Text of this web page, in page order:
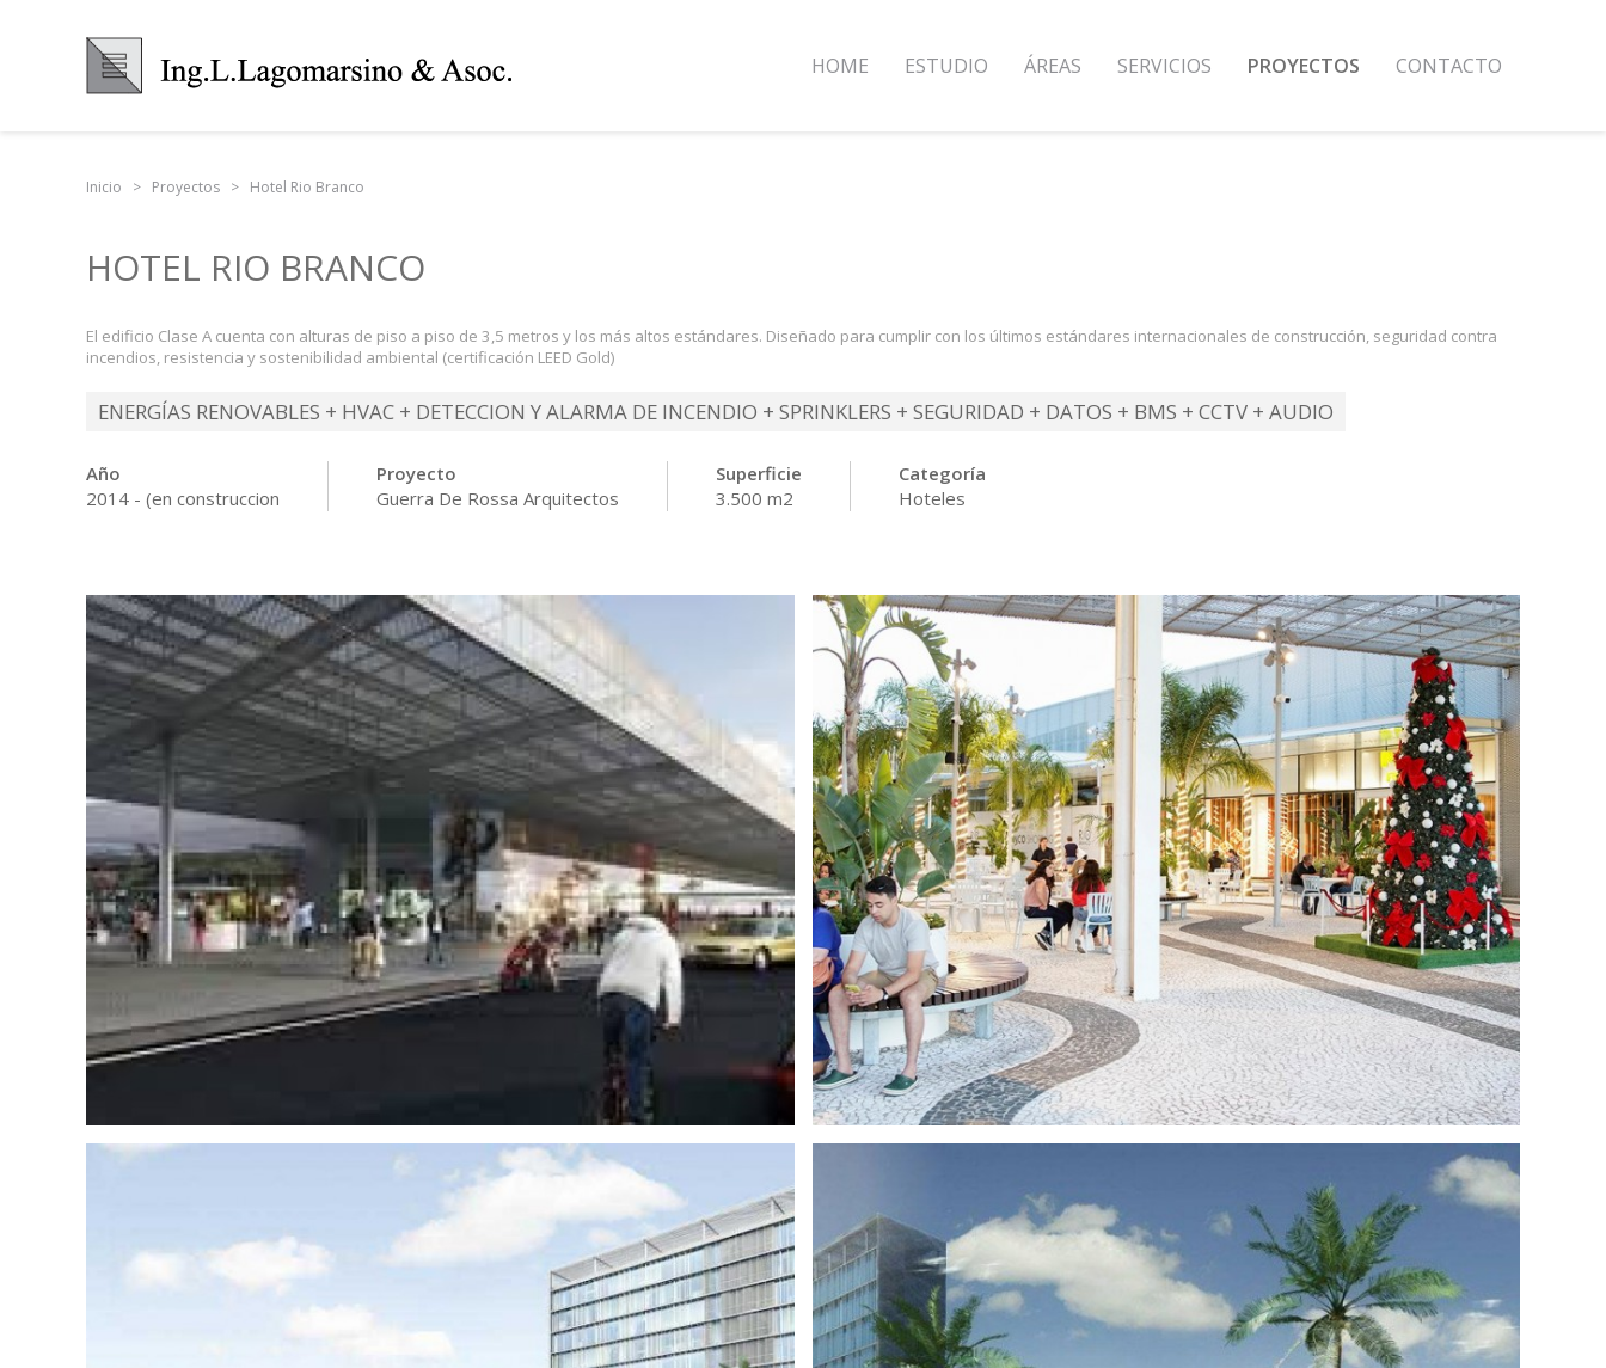
HOME ESTUDIO ÁREAS SERVICIOS PROYECTOS CONTACTO
Inicio Proyectos Hotel Rio Branco
HOTEL RIO BRANCO
El edificio Clase A cuenta con alturas de piso a piso de 3,5 metros y los más altos estándares. Diseñado para cumplir con los últimos estándares internacionales de construcción, seguridad contra
incendios, resistencia y sostenibilidad ambiental (certificación LEED Gold)
ENERGÍAS RENOVABLES + HVAC + DETECCION Y ALARMA DE INCENDIO + SPRINKLERS + SEGURIDAD + DATOS + BMS + CCTV + AUDIO
Año
2014 - (en construccion
Proyecto
Guerra De Rossa Arquitectos
Superficie
3.500 m2
Categoría
Hoteles